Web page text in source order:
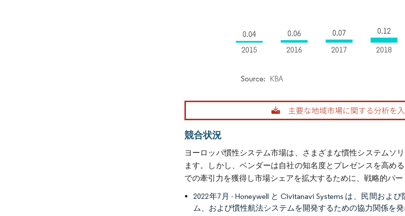
画像 © Mordor Intelligence。再利用にはCC BY 4.0の表示が必要です。
競合状況
ヨーロッパ慣性システム市場は、さまざまな慣性システムソ
ます。しかし、ベンダーは自社の知名度とプレゼンスを高め
での牽引力を獲得し市場シェアを拡大するために、戦略的パ
2022年7月 - Honeywell と Civitanavi Systems は、民間お
ム、および慣性航法システムを開発するための協力関係を発